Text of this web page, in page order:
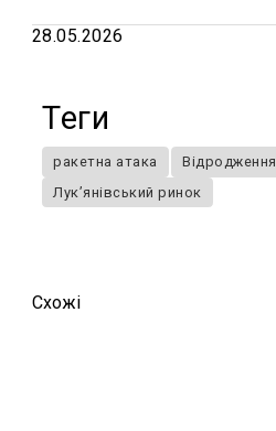
28.05.2026
Теги
ракетна атака Відродження
Лук’янівський ринок
Схожi